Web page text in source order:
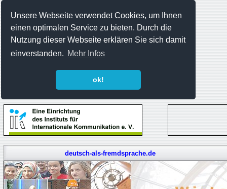
Unsere Webseite verwendet Cookies, um Ihnen
einen optimalen Service zu bieten. Durch die
Nutzung dieser Webseite erklären Sie sich damit
einverstanden. Mehr Infos
ok!
deutsch-als-fremdsprache.de